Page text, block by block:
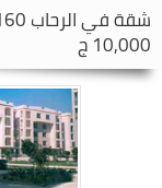
شقة فيالرحاب
10,000 ج